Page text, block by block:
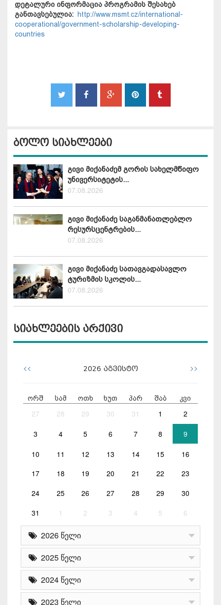
დეტალური ინფორმაცია პროგრამის შესახებ
განთავსებულია:
http://www.msmt.cz/international-
cooperational/government-scholarship-developing-
countries
ბოლო სიახლეები
გივი მიქანაძემ გორის სახელმწიფო
უნივერსიტეტის...
07.08.2026
გივი მიქანაძე საგანმანათლებლო
რესურსცენტრების...
07.08.2026
გივი მიქანაძე სათავგადასავლო
ტურიზმის სკოლის...
07.08.2026
სიახლეების არქივი
<< 2026 აგვისტო >>
ორშ სამ ოთხ ხუთ პარ შაბ კვი
27 28 29 30 31 1 2
3 4 5 6 7 8 9
10 11 12 13 14 15 16
17 18 19 20 21 22 23
24 25 26 27 28 29 30
31 1 2 3 4 5 6
2026 წელი
2025 წელი
2024 წელი
2023 წელი